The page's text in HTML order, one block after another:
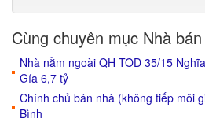
Cùng chuyên mục Nhà
Nhà nằm ngoài QH TOD 35/15
Gía 6,7 tỷ
Chính chủ bán nhà (không tiếp môi
Bình